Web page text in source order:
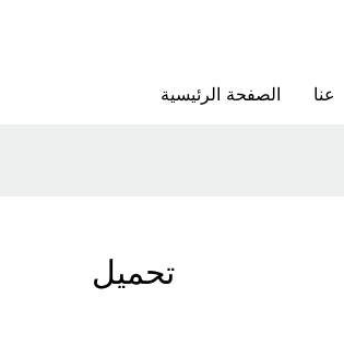
الصفحة الرئيسية عنا
تحميل